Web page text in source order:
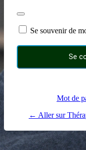
Se souvenir de
Mot de
← Aller sur